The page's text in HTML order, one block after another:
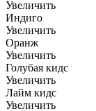
Увеличить
Индиго
Увеличить
Оранж
Увеличить
Голубая кидс
Увеличить
Лайм кидс
Увеличить